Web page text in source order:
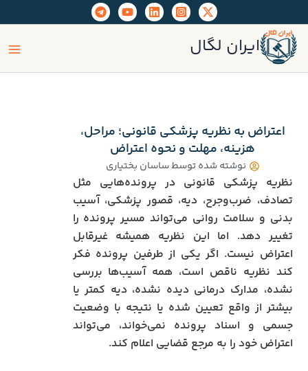
به
محتوا
ایران لگال
اعتراض به نظریه پزشکی قانونی؛ مراحل،
هزینه، مهلت و نحوه اعتراض
نوشته شده توسطساسان بختیاری
نظریه پزشکی قانونی در پرونده‌هایی مثل
تصادف، ضرب‌وجرح، دیه، قصور پزشکی، آسیب
بدنی و سلامت روانی می‌تواند مسیر پرونده را
تغییر دهد. اما این نظریه همیشه غیرقابل
اعتراض نیست. اگر یکی از طرفین پرونده فکر
کند نظریه ناقص است، همه آسیب‌ها بررسی
نشده، مدارک درمانی دیده نشده، دیه کمتر یا
بیشتر از واقع تعیین شده یا نتیجه با وضعیت
جسمی و اسناد پرونده نمی‌خواند، می‌تواند
اعتراض خود را به مرجع قضایی اعلام کند.